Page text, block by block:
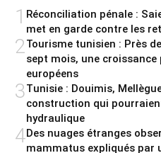
1 Réconciliation pénale :
met en garde contre les
2 Tourisme tunisien : Près
sept mois, une
européens
3Tunisie : Douimis,
construction qui
hydraulique
4Des nuages étranges
mammatus expliqués par